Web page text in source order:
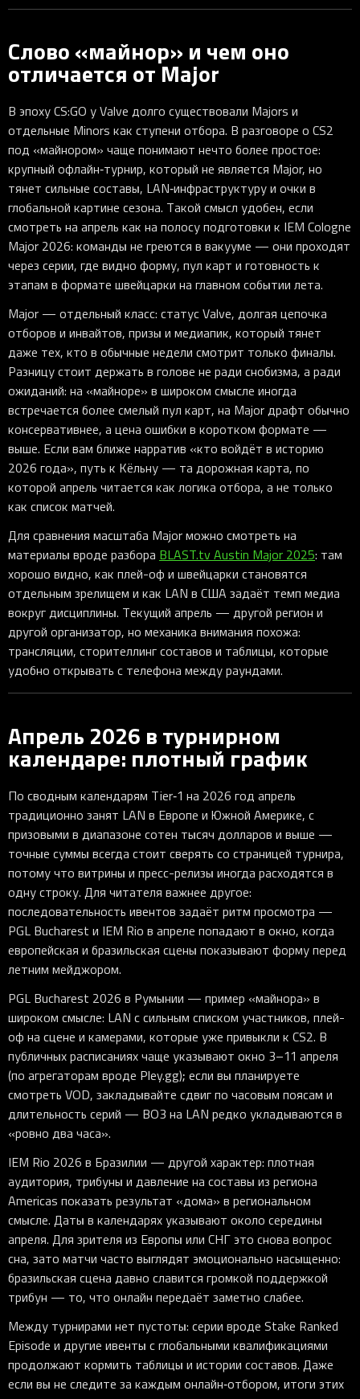
Слово «майнор» и чем оно
отличается от Major
В эпоху CS:GO у Valve долго существовали Majors и
отдельные Minors как ступени отбора. В разговоре о CS2
под «майнором» чаще понимают нечто более простое:
крупный офлайн‑турнир, который не является Major, но
тянет сильные составы, LAN‑инфраструктуру и очки в
глобальной картине сезона. Такой смысл удобен, если
смотреть на апрель как на полосу подготовки к IEM Cologne
Major 2026: команды не греются в вакууме — они проходят
через серии, где видно форму, пул карт и готовность к
этапам в формате швейцарки на главном событии лета.
Major — отдельный класс: статус Valve, долгая цепочка
отборов и инвайтов, призы и медиапик, который тянет
даже тех, кто в обычные недели смотрит только финалы.
Разницу стоит держать в голове не ради снобизма, а ради
ожиданий: на «майноре» в широком смысле иногда
встречается более смелый пул карт, на Major драфт обычно
консервативнее, а цена ошибки в коротком формате —
выше. Если вам ближе нарратив «кто войдёт в историю
2026 года», путь к Кёльну — та дорожная карта, по
которой апрель читается как логика отбора, а не только
как список матчей.
Для сравнения масштаба Major можно смотреть на
материалы вроде разбора BLAST.tv Austin Major 2025: там
хорошо видно, как плей-оф и швейцарки становятся
отдельным зрелищем и как LAN в США задаёт темп медиа
вокруг дисциплины. Текущий апрель — другой регион и
другой организатор, но механика внимания похожа:
трансляции, сторителлинг составов и таблицы, которые
удобно открывать с телефона между раундами.
Апрель 2026 в турнирном
календаре: плотный график
По сводным календарям Tier‑1 на 2026 год апрель
традиционно занят LAN в Европе и Южной Америке, с
призовыми в диапазоне сотен тысяч долларов и выше —
точные суммы всегда стоит сверять со страницей турнира,
потому что витрины и пресс-релизы иногда расходятся в
одну строку. Для читателя важнее другое:
последовательность ивентов задаёт ритм просмотра —
PGL Bucharest и IEM Rio в апреле попадают в окно, когда
европейская и бразильская сцены показывают форму перед
летним мейджором.
PGL Bucharest 2026 в Румынии — пример «майнора» в
широком смысле: LAN с сильным списком участников, плей-
оф на сцене и камерами, которые уже привыкли к CS2. В
публичных расписаниях чаще указывают окно 3–11 апреля
(по агрегаторам вроде Pley.gg); если вы планируете
смотреть VOD, закладывайте сдвиг по часовым поясам и
длительность серий — BO3 на LAN редко укладываются в
«ровно два часа».
IEM Rio 2026 в Бразилии — другой характер: плотная
аудитория, трибуны и давление на составы из региона
Americas показать результат «дома» в региональном
смысле. Даты в календарях указывают около середины
апреля. Для зрителя из Европы или СНГ это снова вопрос
сна, зато матчи часто выглядят эмоционально насыщенно:
бразильская сцена давно славится громкой поддержкой
трибун — то, что онлайн передаёт заметно слабее.
Между турнирами нет пустоты: серии вроде Stake Ranked
Episode и другие ивенты с глобальными квалификациями
продолжают кормить таблицы и истории составов. Даже
если вы не следите за каждым онлайн‑отбором, итоги этих